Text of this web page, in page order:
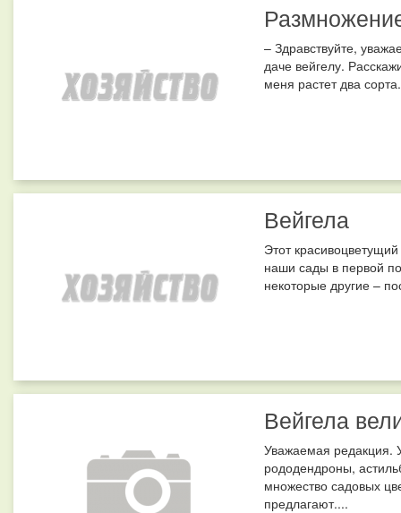
– Здравствуйте,
даче вейгелу.
меня растет два
Вейгела
Этот
наши сады в первой
некоторые другие –
Вейгела
Уважаемая редакция.
рододендроны,
множество садовых
предлагают....